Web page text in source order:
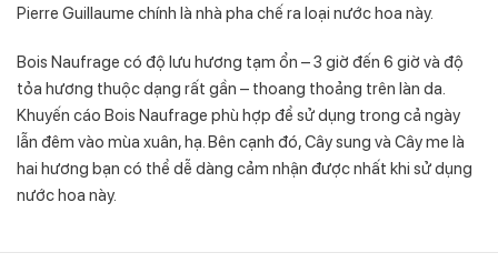
Pierre Guillaume chính là nhà pha chế ra loại nước hoa này.
Bois Naufrage có độ lưu hương tạm ổn – 3 giờ đến 6 giờ và độ
tỏa hương thuộc dạng rất gần – thoang thoảng trên làn da.
Khuyến cáo Bois Naufrage phù hợp để sử dụng trong cả ngày
lẫn đêm vào mùa xuân, hạ. Bên cạnh đó, Cây sung và Cây me là
hai hương bạn có thể dễ dàng cảm nhận được nhất khi sử dụng
nước hoa này.